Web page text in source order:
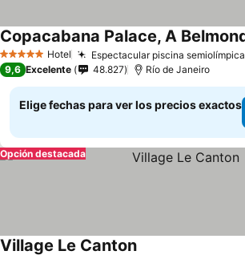
5 Estrellas Hotel Espectacular piscina semiolímpica
Ver precios
9,6 Excelente 48.827 Río de Janeiro
Elige fechas para ver los precios exactos
Opción destacada
Village Le Canton